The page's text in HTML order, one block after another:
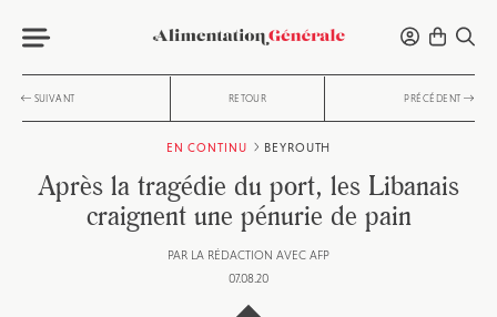
SUIVANT RETOUR PRÉCÉDENT
EN CONTINU BEYROUTH
Après la tragédie du port, les Libanais
craignent une pénurie de pain
PAR LA RÉDACTION AVEC AFP
07.08.20